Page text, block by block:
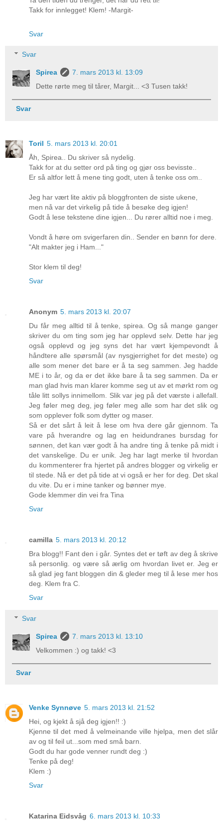
Takk for innlegget! Klem! -Margit-
Svar
Svar
Spirea
7. mars 2013 kl. 13:09
Dette rørte meg til tårer, Margit... <3 Tusen takk!
Svar
Toril 5. mars 2013 kl. 20:01
Åh, Spirea.. Du skriver så nydelig.
Takk for at du setter ord på ting og gjør oss bevisste..
Er så altfor lett å mene ting godt, uten å tenke oss om..
Jeg har vært lite aktiv på bloggfronten de siste ukene,
men nå var det virkelig på tide å besøke deg igjen!
Godt å lese tekstene dine igjen... Du rører alltid noe i meg.
Vondt å høre om svigerfaren din.. Sender en bønn for dere.
"Alt makter jeg i Ham..."
Stor klem til deg!
Svar
Anonym 5. mars 2013 kl. 20:07
Du får meg alltid til å tenke, spirea. Og så mange ganger
skriver du om ting som jeg har opplevd selv. Dette har jeg
også opplevd og jeg syns det har vært kjempevondt å
håndtere alle spørsmål (av nysgjerrighet for det meste) og
alle som mener det bare er å ta seg sammen. Jeg hadde
ME i to år, og da er det ikke bare å ta seg sammen. Da er
man glad hvis man klarer komme seg ut av et mørkt rom og
tåle litt sollys innimellom. Slik var jeg på det værste i allefall.
Jeg føler meg deg, jeg føler meg alle som har det slik og
som opplever folk som dytter og maser.
Så er det sårt å leit å lese om hva dere går gjennom. Ta
vare på hverandre og lag en heidundranes bursdag for
sønnen, det kan vær godt å ha andre ting å tenke på midt i
det vanskelige. Du er unik. Jeg har lagt merke til hvordan
du kommenterer fra hjertet på andres blogger og virkelig er
til stede. Nå er det på tide at vi også er her for deg. Det skal
du vite. Du er i mine tanker og bønner mye.
Gode klemmer din vei fra Tina
Svar
camilla 5. mars 2013 kl. 20:12
Bra blogg!! Fant den i går. Syntes det er tøft av deg å skrive
så personlig. og være så ærlig om hvordan livet er. Jeg er
så glad jeg fant bloggen din & gleder meg til å lese mer hos
deg. Klem fra C.
Svar
Svar
Spirea
7. mars 2013 kl. 13:10
Velkommen :) og takk! <3
Svar
Venke Synnøve 5. mars 2013 kl. 21:52
Hei, og kjekt å sjå deg igjen!! :)
Kjenne til det med å velmeinande ville hjelpa, men det slår
av og til feil ut...som med små barn.
Godt du har gode venner rundt deg :)
Tenke på deg!
Klem :)
Svar
Katarina Eidsvåg 6. mars 2013 kl. 10:33